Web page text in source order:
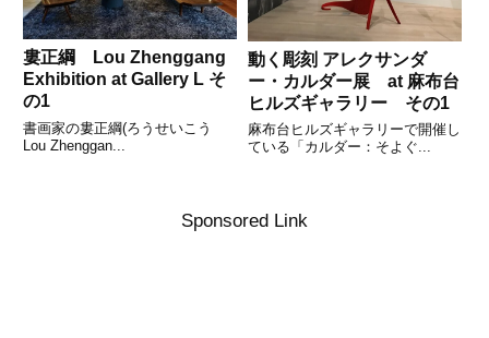
婁正綱 Lou Zhenggang
Exhibition at Gallery L そ
の1
書画家の婁正綱(ろうせいこう
Lou Zhenggan...
動く彫刻 アレクサンダ
ー・カルダー展 at 麻布台
ヒルズギャラリー その1
麻布台ヒルズギャラリーで開催し
ている「カルダー：そよぐ...
Sponsored Link